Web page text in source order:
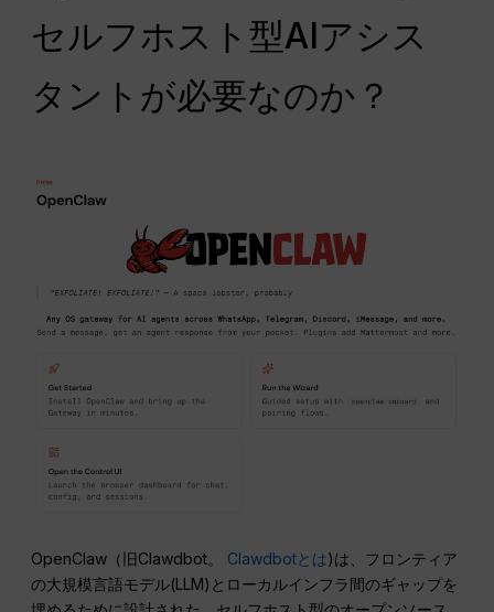
セルフホスト型AIアシス
タントが必要なのか？
OpenClaw（旧Clawdbot。 Clawdbotとは)は、フロンティア
の大規模言語モデル(LLM)とローカルインフラ間のギャップを